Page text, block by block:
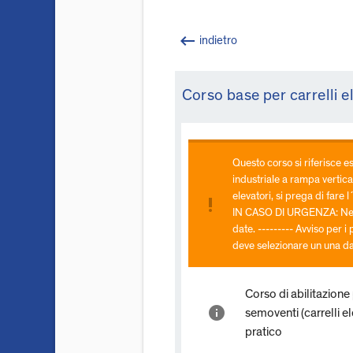
keyboard_backspace indietro
Corso base per carrelli
priority_high
Questo corso si riferisce
industriale a rampa
elevatori, si prega di fare
IN CASO DI URGENZA:
date. --------- Avviso per i
deve selezionare un una
info
Corso di
semoventi (carrelli
pratico